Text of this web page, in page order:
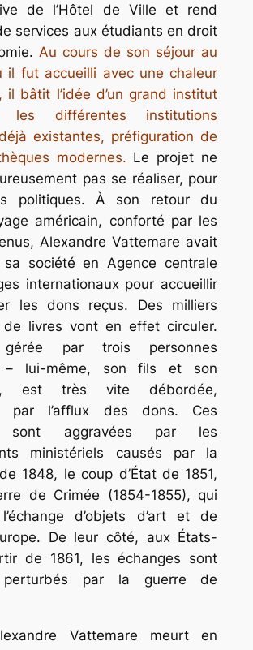
de l’Hôtel de Ville et rend
services aux étudiants en droit
Au cours de son séjour au
il fut accueilli avec une chaleur
il bâtit l’idée d’un grand institut
les différentes institutions
existantes, préfiguration de
modernes. Le projet ne
pas se réaliser, pour
politiques. À son retour du
américain, conforté par les
Alexandre Vattemare avait
sa société en Agence centrale
internationaux pour accueillir
les dons reçus. Des milliers
de livres vont en effet circuler.
gérée par trois personnes
– lui-même, son fils et son
est très vite débordée,
par l’afflux des dons. Ces
sont aggravées par les
ministériels causés par la
1848, le coup d’État de 1851,
de Crimée (1854-1855), qui
d’objets d’art et de
De leur côté, aux États-
de 1861, les échanges sont
perturbés par la guerre de
Vattemare meurt en